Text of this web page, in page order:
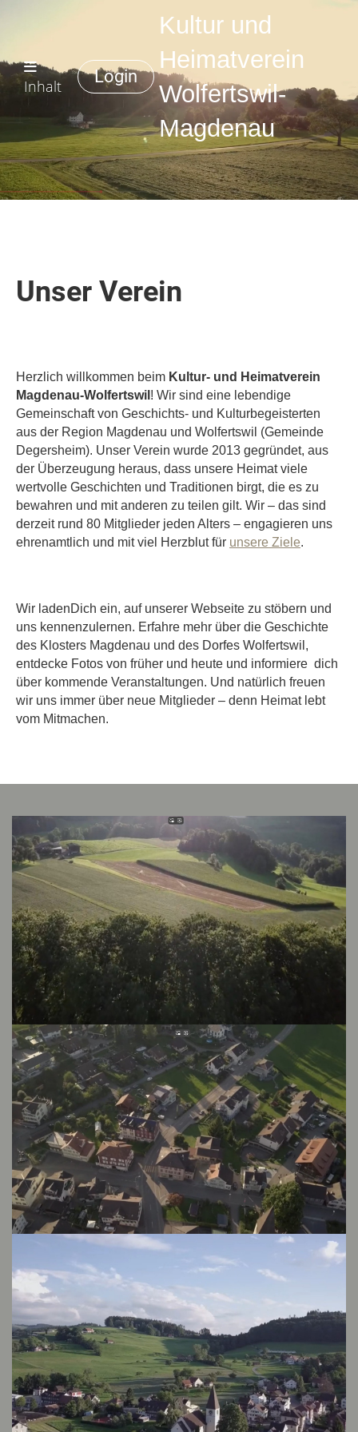
Kultur und
Heimatverein
Wolfertswil-
Magdenau
Login
Inhalt
Unser Verein
Herzlich willkommen beim Kultur- und Heimatverein
Magdenau-Wolfertswil ! Wir sind eine lebendige
Gemeinschaft von Geschichts- und Kulturbegeisterten
aus der Region Magdenau und Wolfertswil (Gemeinde
Degersheim). Unser Verein wurde 2013 gegründet, aus
der Überzeugung heraus, dass unsere Heimat viele
wertvolle Geschichten und Traditionen birgt, die es zu
bewahren und mit anderen zu teilen gilt. Wir – das sind
derzeit rund 80 Mitglieder jeden Alters – engagieren uns
ehrenamtlich und mit viel Herzblut für unsere Ziele.
Wir ladenDich ein, auf unserer Webseite zu stöbern und
uns kennenzulernen. Erfahre mehr über die Geschichte
des Klosters Magdenau und des Dorfes Wolfertswil,
entdecke Fotos von früher und heute und informiere dich
über kommende Veranstaltungen. Und natürlich freuen
wir uns immer über neue Mitglieder – denn Heimat lebt
vom Mitmachen.